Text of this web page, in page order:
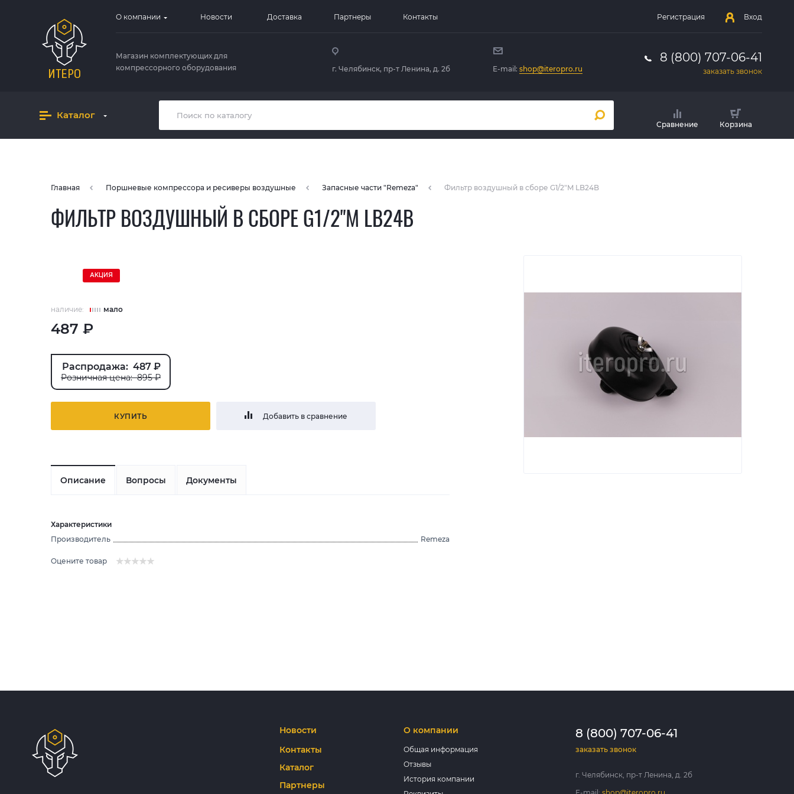
О компании Новости Доставка Партнеры Контакты Регистрация Вход
Магазин комплектующих для
компрессорного оборудования
г. Челябинск, пр-т Ленина, д. 2б E-mail:shop@iteropro.ru
8 (800) 707-06-41
заказать звонок
Каталог
Сравнение Корзина
Главная Поршневые компрессора и ресиверы воздушные Запасные части "Remeza" Фильтр воздушный в сборе G1/2"M LB24B
ФИЛЬТР ВОЗДУШНЫЙ В СБОРЕ G1/2"M LB24B
АКЦИЯ
наличие: мало
487 ₽
Распродажа: 487 ₽
Розничная цена: 895 ₽
КУПИТЬ Добавить в сравнение
Описание Вопросы Документы
Характеристики
Производитель
Remeza
Оцените товар
О компании
Общая информация
Отзывы
История компании
Новости
Контакты
Каталог
Партнеры
8 (800) 707-06-41
заказать звонок
г. Челябинск, пр-т Ленина, д. 2б